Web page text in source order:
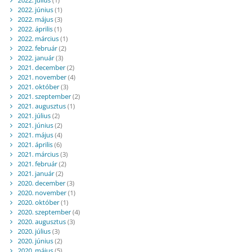
2022. június(1)
2022. május(3)
2022. április(1)
2022. március(1)
2022. február(2)
2022. január(3)
2021. december(2)
2021. november(4)
2021. október(3)
2021. szeptember(2)
2021. augusztus(1)
2021. július(2)
2021. június(2)
2021. május(4)
2021. április(6)
2021. március(3)
2021. február(2)
2021. január(2)
2020. december(3)
2020. november(1)
2020. október(1)
2020. szeptember(4)
2020. augusztus(3)
2020. július(3)
2020. június(2)